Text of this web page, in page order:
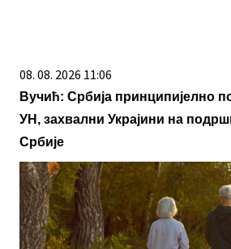
08. 08. 2026 11:06
Вучић: Србија принципијелно
УН, захвални Украјини на
Србије